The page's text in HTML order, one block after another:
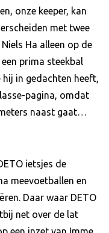
onze keeper, kan
met twee
Ha alleen op de
prima steekbal
in gedachten heeft,
pagina, omdat
naast gaat…
ietsjes de
meevoetballen en
Daar waar DETO
net over de lat